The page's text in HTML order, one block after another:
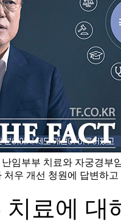
임부부 치료와 자궁경부
우 개선 청원에 답변하고
치료에 대